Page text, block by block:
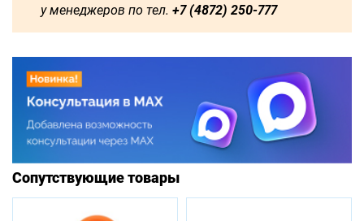
у менеджеров по тел. +7 (4872) 250-777
Сопутствующие товары